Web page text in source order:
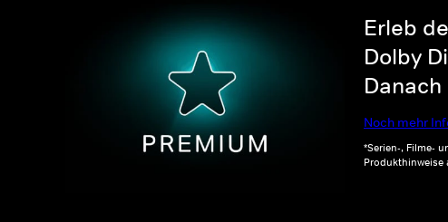
Erleb
Dolby
Noch mehr
*Serien-, Filme-
Produkthinweise